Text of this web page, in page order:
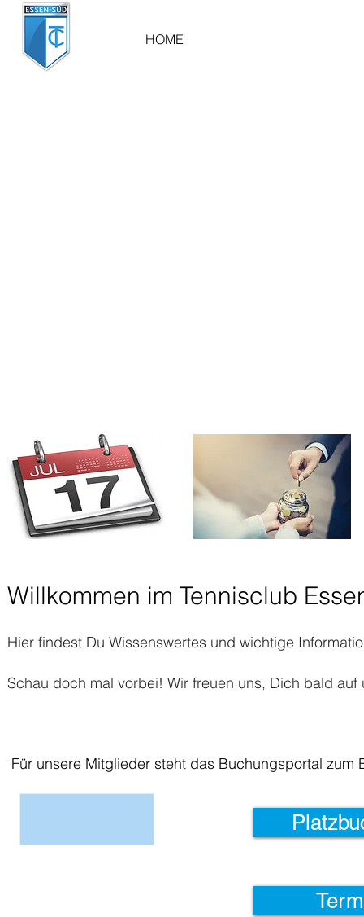
HOME
Willkommen im Tennisclub
Hier findest Du Wissenswertes und wichtige
Schau doch mal vorbei! Wir freuen uns, Dich bald
Für unsere Mitglieder steht das Buchungsportal zum